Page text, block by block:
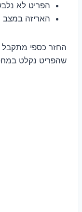
הפריט לא
האריזה במצב
החזר כספי מתקבל
שהפריט נקלט